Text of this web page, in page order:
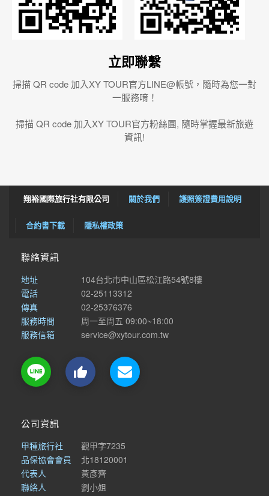
立即聯繫
掃描 QR code 加入XY TOUR官方LINE@帳號，隨時為您一對
一服務唷！
掃描 QR code 加入XY TOUR官方粉絲團, 隨時掌握最新旅遊
資訊!
翔裕國際旅行社有限公司 關於我們 護照簽證費用說明
合約書下載 隱私權政策
聯絡資訊
地址
104台北市中山區松江路54號8樓
電話
02-25113312
傳真
02-25376376
服務時間
周一至周五 09:00~18:00
服務信箱
service@xytour.com.tw

公司資訊
甲種旅行社
觀甲字7235
品保協會會員
北18120001
代表人
黃彥齊
聯絡人
劉小姐